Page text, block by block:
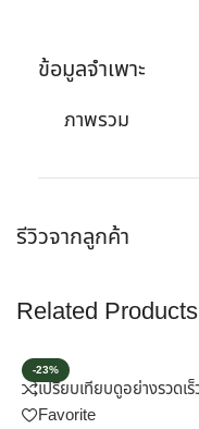
ข้อมูลจำเพาะ
ภาพรวม
รีวิวจากลูกค้า
Related Products
-23%
เปรียบเทียบดูอย่างรวดเร็
Favorite